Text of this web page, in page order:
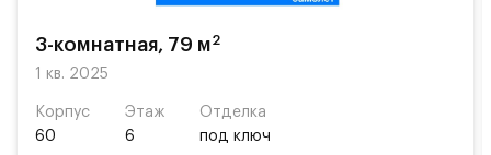
Для автомобилистов — закрытые озеленённые
парковки.
Территория квартала приватная, въезд
осуществляется по пропускам.#yan19-2r1489476#
3-комнатная, 79 м2
1 кв. 2025
Корпус
60
Этаж
6
Отделка
под ключ